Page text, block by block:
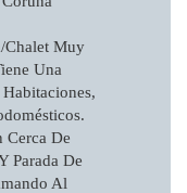
chalet Muy
Una
Cerca De
Parada De
Al